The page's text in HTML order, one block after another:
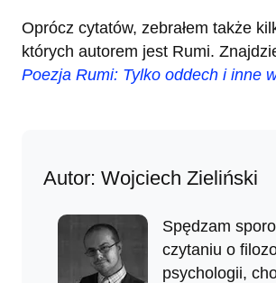
Oprócz cytatów, zebrałem także
których autorem jest Rumi.
Poezja Rumi: Tylko oddech i inne
Autor: Wojciech Zieliński
Spędzam
czytaniu o
psychologii,